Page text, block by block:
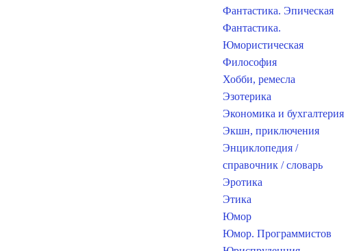
Фантастика. Эпическая
Фантастика.
Юмористическая
Философия
Хобби, ремесла
Эзотерика
Экономика и бухгалтерия
Экшн, приключения
Энциклопедия /
справочник / словарь
Эротика
Этика
Юмор
Юмор. Программистов